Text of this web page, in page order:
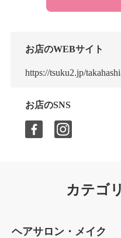
お店のWEBサイト
https://tsuku2.jp/
お店のSNS
カテゴ
ヘアサロン・メイク